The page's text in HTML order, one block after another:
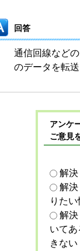
回答
通信回線など
のデータを転
アンケ
ご意見
解
解
りた
解
いて
きない